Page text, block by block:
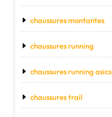
chaussures montantes
chaussures running
chaussures running asics
chaussures trail